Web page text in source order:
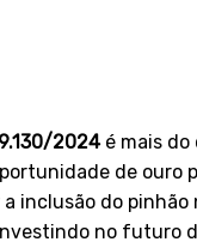
2024é mais do
de ouro
inclusão do pinhão
no futuro